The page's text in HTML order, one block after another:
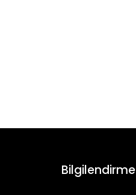
Bilgilendirme